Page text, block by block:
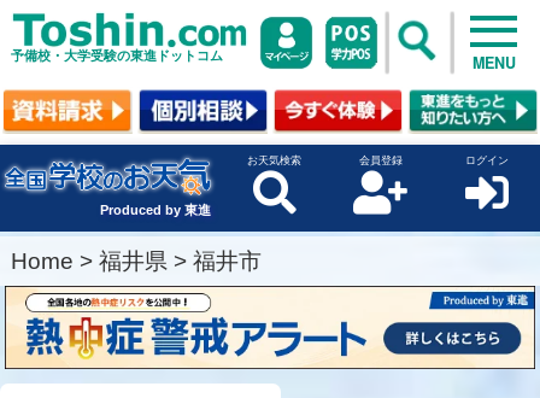
予備校・大学受験の東進ドットコム MENU
Produced by 東進
お天気検索 会員登録 ログイン
Home > 福井県 > 福井市